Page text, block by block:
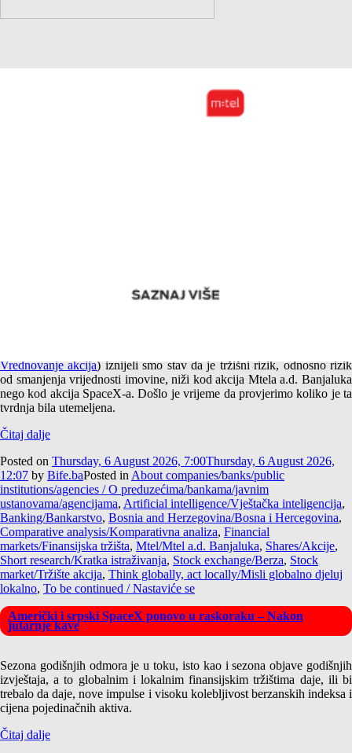
Empirijska potvrda različitog tržišnog rizika akcija Mtela a.d.
Vrednovanje akcija) iznijeli smo stav da je tržišni rizik, odnosno rizik
od smanjenja vrijednosti imovine, niži kod akcija Mtela a.d. Banjaluka
nego kod akcija SpaceX-a. Došlo je vrijeme da provjerimo koliko je ta
tvrdnja bila utemeljena.
Čitaj dalje
Posted on Thursday, 6 August 2026, 7:00Thursday, 6 August 2026,
12:07 by Bife.baPosted in About companies/banks/public
institutions/agencies / O preduzećima/bankama/javnim
ustanovama/agencijama, Artificial intelligence/Vještačka inteligencija,
Banking/Bankarstvo, Bosnia and Herzegovina/Bosna i Hercegovina,
Comparative analysis/Komparativna analiza, Financial
markets/Finansijska tržišta, Mtel/Mtel a.d. Banjaluka, Shares/Akcije,
Short research/Kratka istraživanja, Stock exchange/Berza, Stock
market/Tržište akcija, Think globally, act locally/Misli globalno djeluj
lokalno, To be continued / Nastaviće se
Američki i srpski SpaceX ponovo u raskoraku – Nakon
jutarnje kave
Sezona godišnjih odmora je u toku, isto kao i sezona objave godišnjih
izvještaja, a to globalnim i lokalnim finansijskim tržištima daje, ili bi
trebalo da daje, nove impulse i visoku kolebljivost berzanskih indeksa i
cijena pojedinačnih aktiva.
Čitaj dalje